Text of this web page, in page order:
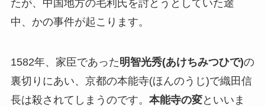
たが、中国地方の毛利氏を討とうとしていた途
中、かの事件が起こります。
1582年、家臣であった明智光秀(あけちみつひで)の
裏切りにあい、京都の本能寺(ほんのうじ)で織田信
長は殺されてしまうのです。 本能寺の変といいま